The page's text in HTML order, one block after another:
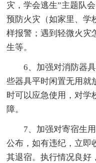
灾，学会逃生”主题队
预防火灾（如家里、学
样报警；遇到轻微火灾
生等。
6、加强对消防器
些器具平时闲置无用就
时可以应急使用，对学
障。
7、加强对寄宿生
公布，如有违纪，立即
其退宿。执行情况良好